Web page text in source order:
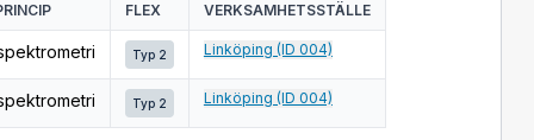
FLEX VERKSAMHETSSTÄLLE
Typ 2 Linköping (ID 004)
Typ 2 Linköping (ID 004)